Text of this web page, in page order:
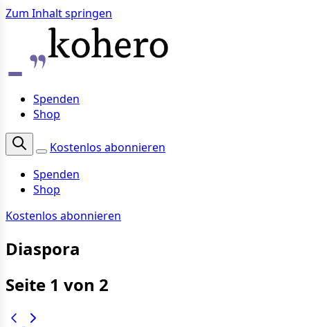
Zum Inhalt springen
Spenden
Shop
Kostenlos abonnieren
Spenden
Shop
Kostenlos abonnieren
Diaspora
Seite 1 von 2